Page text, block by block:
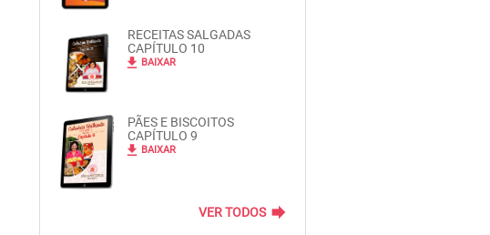
RECEITAS SALGADAS
CAPÍTULO 10
file_download BAIXAR
PÃES E BISCOITOS
CAPÍTULO 9
file_download BAIXAR
VER TODOS forward